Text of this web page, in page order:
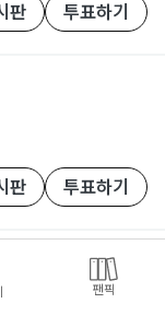
판 투표하기
판 투표하기
팬픽